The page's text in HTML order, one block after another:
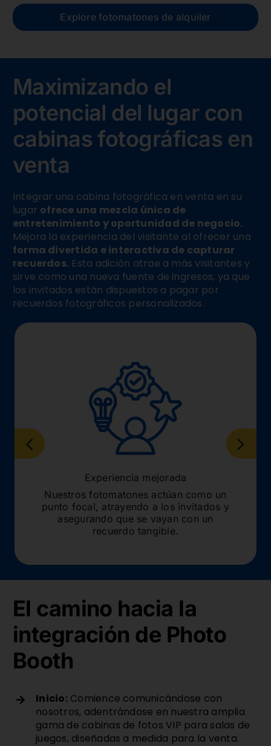
Explore fotomatones de alquiler
Maximizando el
potencial del lugar con
cabinas fotográficas en
venta
Integrar una cabina fotográfica en venta en su
lugar ofrece una mezcla única de
entretenimiento y oportunidad de negocio.
Mejora la experiencia del visitante al ofrecer una
forma divertida e interactiva de capturar
recuerdos. Esta adición atrae a más visitantes y
sirve como una nueva fuente de ingresos, ya que
los invitados están dispuestos a pagar por
recuerdos fotográficos personalizados.
Experiencia mejorada
Nuestros fotomatones actúan como un
punto focal, atrayendo a los invitados y
asegurando que se vayan con un
recuerdo tangible.
El camino hacia la
integración de Photo
Booth
Inicio:Comience comunicándose con
nosotros, adentrándose en nuestra amplia
gama de cabinas de fotos VIP para salas de
juegos, diseñadas a medida para la venta.